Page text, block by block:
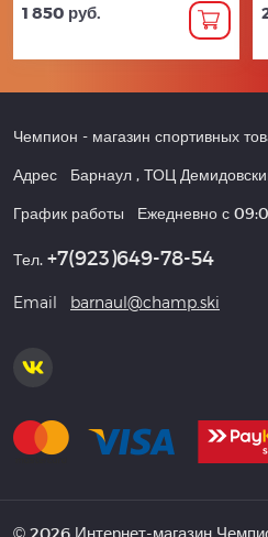
1 850 руб.
Чемпион - магазин спортивных
Адрес Барнаул , ТОЦ
График работы Ежедневно с
Тел. +7(923)649-78-54
Email barnaul@champ.ski
© 2026 Интернет-магазин